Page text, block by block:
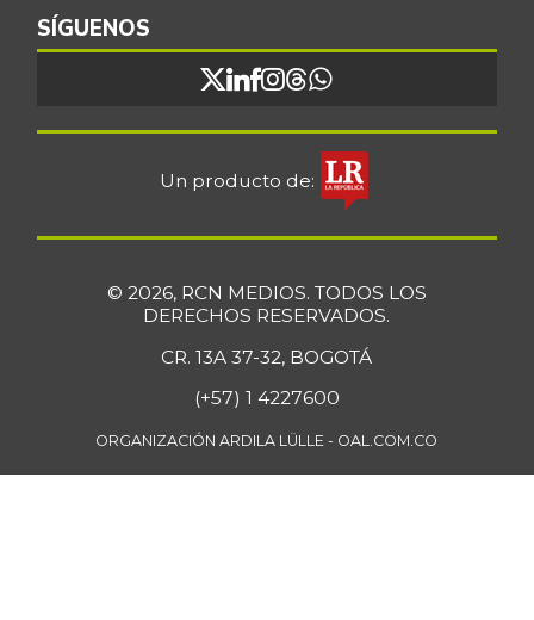
SÍGUENOS
Un producto de:
© 2026, RCN MEDIOS. TODOS LOS
DERECHOS RESERVADOS.
CR. 13A 37-32, BOGOTÁ
(+57) 1 4227600
ORGANIZACIÓN ARDILA LÜLLE - OAL.COM.CO